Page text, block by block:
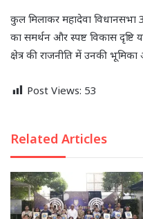
कुल मिलाकर महादेवा
का समर्थन और स्पष्ट विकास
क्षेत्र की राजनीति में उनकी
Post Views: 53
Related Articles